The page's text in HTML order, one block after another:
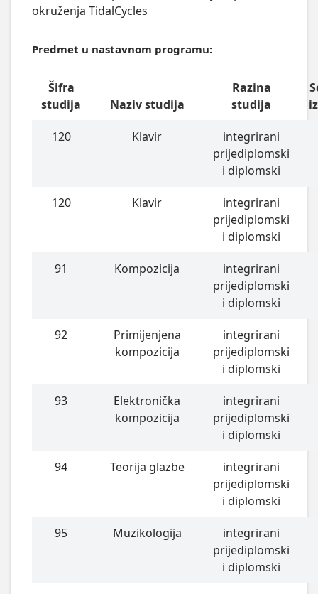
okruženja TidalCycles
Predmet u nastavnom programu:
Šifra
studija
Naziv studija
Razina
studija
120 Klavir
integrirani
prijediplomski
i diplomski
120 Klavir
integrirani
prijediplomski
i diplomski
91 Kompozicija
integrirani
prijediplomski
i diplomski
92
Primijenjena
kompozicija
integrirani
prijediplomski
i diplomski
93
Elektronička
kompozicija
integrirani
prijediplomski
i diplomski
94 Teorija glazbe
integrirani
prijediplomski
i diplomski
95 Muzikologija
integrirani
prijediplomski
i diplomski